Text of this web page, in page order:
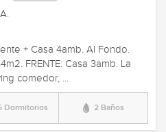
+ Casa 4amb. Al Fondo.
FRENTE: Casa 3amb. La
comedor, ...
Dormitorios 2 Baños